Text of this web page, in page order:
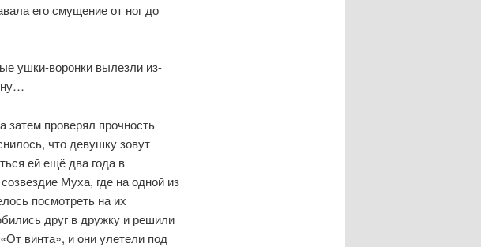
его смущение от ног до
ушки-воронки вылезли из-
проверял прочность
что девушку зовут
ей ещё два года в
Муха, где на одной из
посмотреть на их
друг в дружку и решили
винта», и они улетели под